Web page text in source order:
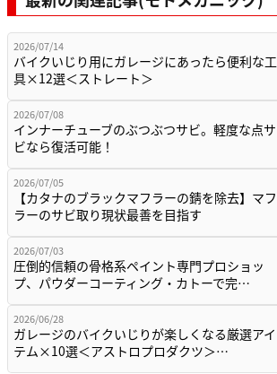
2026/07/14
バイクいじり用にガレージにあったら便利な工
具×12選＜ストレート＞
2026/07/08
インナーチューブのぶつぶつサビ。軽度な点サ
ビなら復活可能！
2026/07/05
【カタナのブラックマフラーの錆を除去】マフ
ラーのサビ取り現状最善を目指す
2026/07/03
圧倒的信頼の骨格系ペイント専門プロショッ
プ、パウダーコーティング・カトーで完…
2026/06/28
ガレージのバイクいじりが楽しくなる厳選アイ
テム×10選＜アストロプロダクツ＞…